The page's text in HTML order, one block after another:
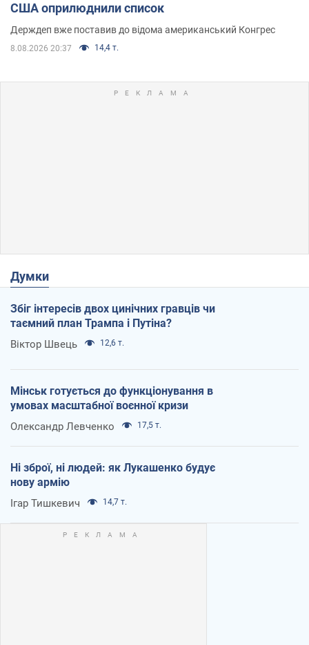
США оприлюднили список
Держдеп вже поставив до відома американський Конгрес
8.08.2026 20:37 14,4 т.
Думки
Збіг інтересів двох цинічних гравців чи
таємний план Трампа і Путіна?
Віктор Швець 12,6 т.
Мінськ готується до функціонування в
умовах масштабної воєнної кризи
Олександр Левченко 17,5 т.
Ні зброї, ні людей: як Лукашенко будує
нову армію
Ігар Тишкевич 14,7 т.